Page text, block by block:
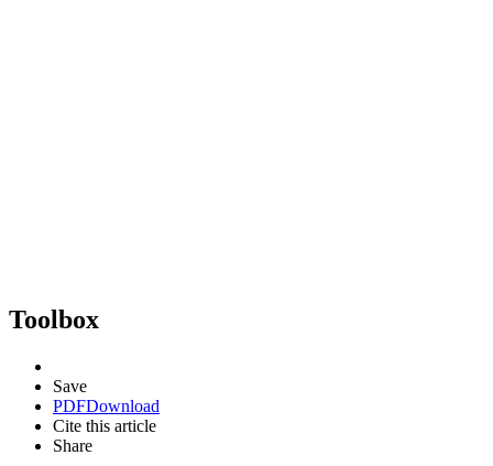
Toolbox
Save
PDFDownload
Cite this article
Share